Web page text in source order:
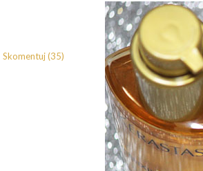
Skomentuj (35)